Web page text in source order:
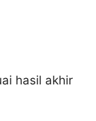
hasil akhir